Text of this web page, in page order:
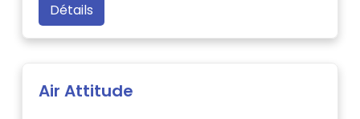
Détails
Air Attitude